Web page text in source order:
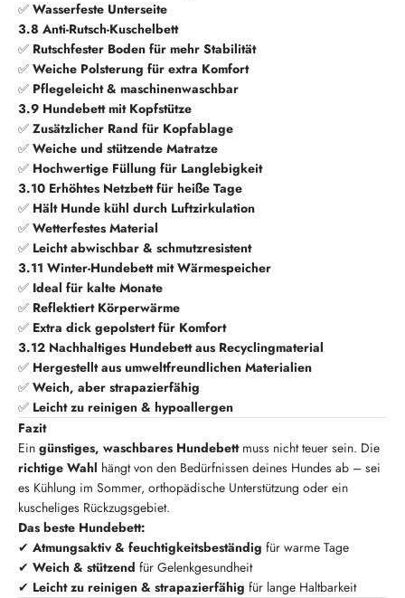
✅ Wasserfeste Unterseite
3.8 Anti-Rutsch-Kuschelbett
✅ Rutschfester Boden für mehr Stabilität
✅ Weiche Polsterung für extra Komfort
✅ Pflegeleicht & maschinenwaschbar
3.9 Hundebett mit Kopfstütze
✅ Zusätzlicher Rand für Kopfablage
✅ Weiche und stützende Matratze
✅ Hochwertige Füllung für Langlebigkeit
3.10 Erhöhtes Netzbett für heiße Tage
✅ Hält Hunde kühl durch Luftzirkulation
✅ Wetterfestes Material
✅ Leicht abwischbar & schmutzresistent
3.11 Winter-Hundebett mit Wärmespeicher
✅ Ideal für kalte Monate
✅ Reflektiert Körperwärme
✅ Extra dick gepolstert für Komfort
3.12 Nachhaltiges Hundebett aus Recyclingmaterial
✅ Hergestellt aus umweltfreundlichen Materialien
✅ Weich, aber strapazierfähig
✅ Leicht zu reinigen & hypoallergen
Fazit
Ein günstiges, waschbares Hundebettmuss nicht teuer sein. Die
richtige Wahl hängt von den Bedürfnissen deines Hundes ab – sei
es Kühlung im Sommer, orthopädische Unterstützung oder ein
kuscheliges Rückzugsgebiet.
Das beste Hundebett:
✔ Atmungsaktiv & feuchtigkeitsbeständig für warme Tage
✔ Weich & stützend für Gelenkgesundheit
✔ Leicht zu reinigen & strapazierfähig für lange Haltbarkeit